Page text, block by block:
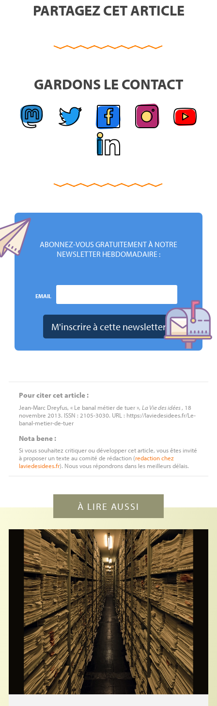
PARTAGEZ CET ARTICLE
GARDONS LE CONTACT
ABONNEZ-VOUS GRATUITEMENT À NOTRE
NEWSLETTER HEBDOMADAIRE :
EMAIL
Pour citer cet article :
Jean-Marc Dreyfus, « Le banal métier de tuer », La Vie des idées, 18
novembre 2013. ISSN : 2105-3030. URL : https://laviedesidees.fr/Le-
banal-metier-de-tuer
Nota bene :
Si vous souhaitez critiquer ou développer cet article, vous êtes invité
à proposer un texte au comité de rédaction (redactionchez
laviedesidees.fr). Nous vous répondrons dans les meilleurs délais.
À LIRE AUSSI